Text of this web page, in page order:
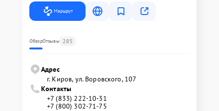
Маршрут
ОбзорОтзывы 285
Адрес
г. Киров, ул. Воровского, 107
Контакты
+7 (833) 222-10-31
+7 (800) 302-71-75